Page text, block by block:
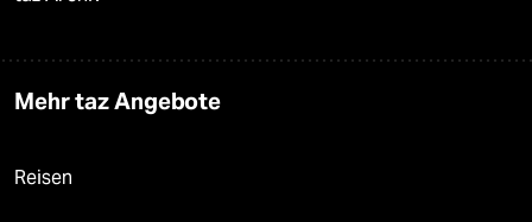
Mehr taz Angebote
Reisen